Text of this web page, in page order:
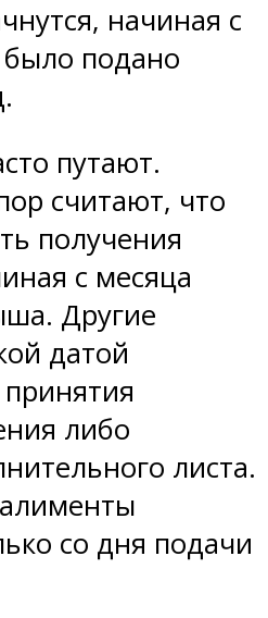
начиная с
было подано
путают.
считают, что
получения
с месяца
Другие
датой
либо
листа.
со дня подачи